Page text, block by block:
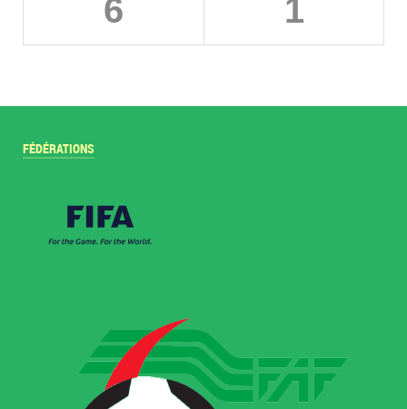
6 1
FÉDÉRATIONS